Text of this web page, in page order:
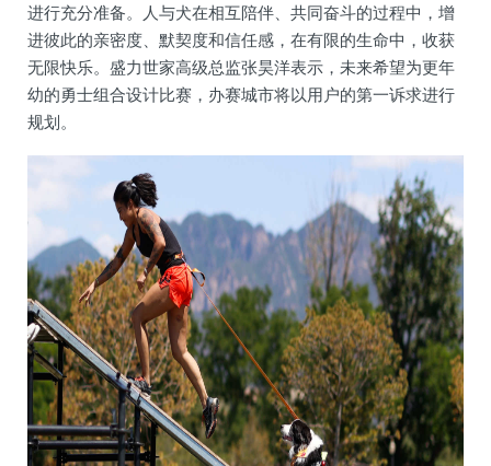
进行充分准备。人与犬在相互陪伴、共同奋斗的过程中，增
进彼此的亲密度、默契度和信任感，在有限的生命中，收获
无限快乐。盛力世家高级总监张昊洋表示，未来希望为更年
幼的勇士组合设计比赛，办赛城市将以用户的第一诉求进行
规划。